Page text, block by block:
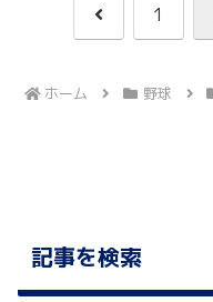
前
1
ホーム 野球
記事を検索